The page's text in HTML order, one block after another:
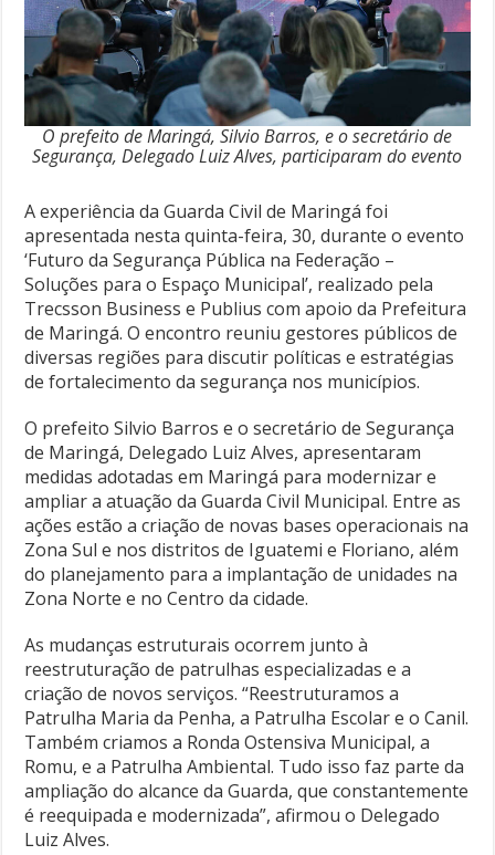
O prefeito de Maringá, Silvio Barros, e o secretário de
Segurança, Delegado Luiz Alves, participaram do evento
A experiência da Guarda Civil de Maringá foi
apresentada nesta quinta-feira, 30, durante o evento
‘Futuro da Segurança Pública na Federação –
Soluções para o Espaço Municipal’, realizado pela
Trecsson Business e Publius com apoio da Prefeitura
de Maringá. O encontro reuniu gestores públicos de
diversas regiões para discutir políticas e estratégias
de fortalecimento da segurança nos municípios.
O prefeito Silvio Barros e o secretário de Segurança
de Maringá, Delegado Luiz Alves, apresentaram
medidas adotadas em Maringá para modernizar e
ampliar a atuação da Guarda Civil Municipal. Entre as
ações estão a criação de novas bases operacionais na
Zona Sul e nos distritos de Iguatemi e Floriano, além
do planejamento para a implantação de unidades na
Zona Norte e no Centro da cidade.
As mudanças estruturais ocorrem junto à
reestruturação de patrulhas especializadas e a
criação de novos serviços. “Reestruturamos a
Patrulha Maria da Penha, a Patrulha Escolar e o Canil.
Também criamos a Ronda Ostensiva Municipal, a
Romu, e a Patrulha Ambiental. Tudo isso faz parte da
ampliação do alcance da Guarda, que constantemente
é reequipada e modernizada”, afirmou o Delegado
Luiz Alves.